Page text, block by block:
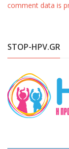
comment data is
STOP-HPV.GR